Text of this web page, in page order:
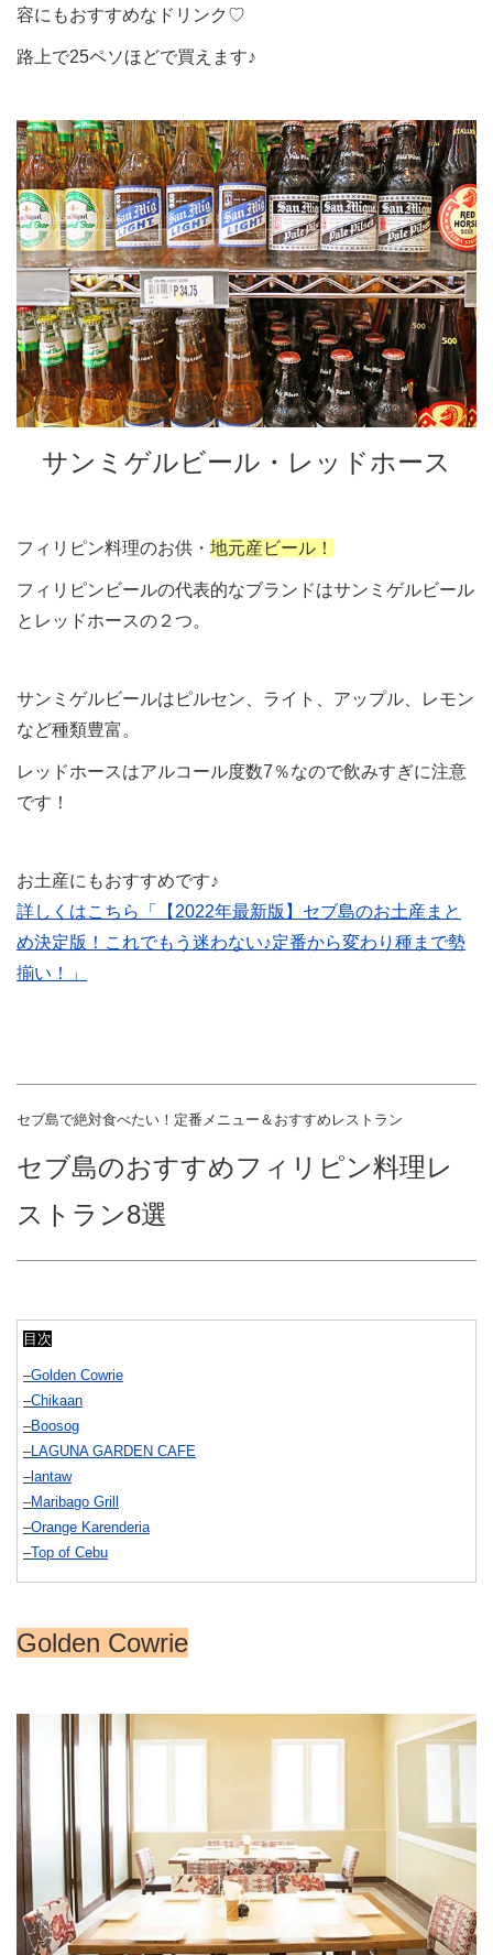
容にもおすすめなドリンク♡
路上で25ペソほどで買えます♪
サンミゲルビール・レッドホース
フィリピン料理のお供・ 地元産ビール！
フィリピンビールの代表的なブランドはサンミゲルビール
とレッドホースの２つ。
サンミゲルビールはピルセン、ライト、アップル、レモン
など種類豊富。
レッドホースはアルコール度数7％なので飲みすぎに注意
です！
お土産にもおすすめです♪
詳しくはこちら「【2022年最新版】セブ島のお土産まと
め決定版！これでもう迷わない♪定番から変わり種まで勢
揃い！」
セブ島で絶対食べたい！定番メニュー＆おすすめレストラン
セブ島のおすすめフィリピン料理レ
ストラン8選
目次
–Golden Cowrie
–Chikaan
–Boosog
–LAGUNA GARDEN CAFE
–lantaw
–Maribago Grill
–Orange Karenderia
–Top of Cebu
Golden Cowrie